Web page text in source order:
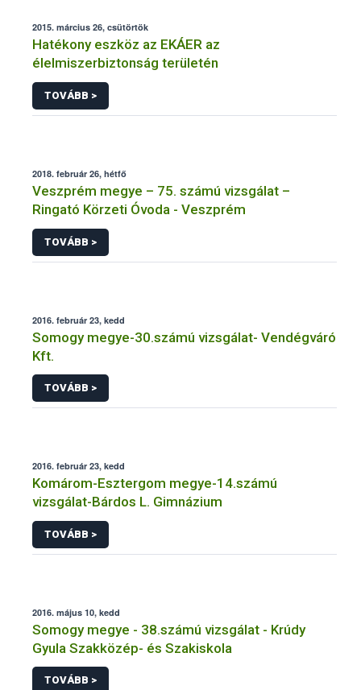
2015. március 26, csütörtök
Hatékony eszköz az EKÁER az
élelmiszerbiztonság területén
TOVÁBB >
2018. február 26, hétfő
Veszprém megye – 75. számú vizsgálat –
Ringató Körzeti Óvoda - Veszprém
TOVÁBB >
2016. február 23, kedd
Somogy megye-30.számú vizsgálat- Vendégváró
Kft.
TOVÁBB >
2016. február 23, kedd
Komárom-Esztergom megye-14.számú
vizsgálat-Bárdos L. Gimnázium
TOVÁBB >
2016. május 10, kedd
Somogy megye - 38.számú vizsgálat - Krúdy
Gyula Szakközép- és Szakiskola
TOVÁBB >